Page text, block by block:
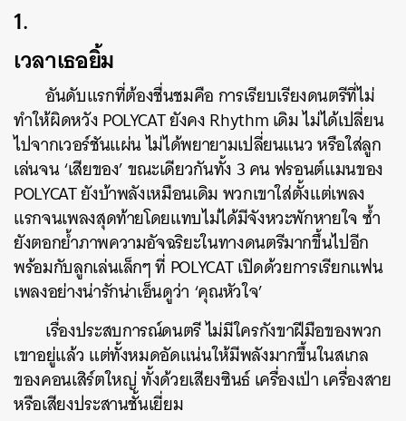
1.
เวลาเธอยิ้ม
อันดับแรกที่ต้องชื่นชมคือ การเรียบเรียงดนตรีที่ไม่
ทำให้ผิดหวัง POLYCAT ยังคง Rhythm เดิม ไม่ได้เปลี่ยน
ไปจากเวอร์ชันแผ่น ไม่ได้พยายามเปลี่ยนแนว หรือใส่ลูก
เล่นจน ‘เสียของ’ ขณะเดียวกันทั้ง 3 คน ฟรอนต์แมนของ
POLYCAT ยังบ้าพลังเหมือนเดิม พวกเขาใส่ตั้งแต่เพลง
แรกจนเพลงสุดท้ายโดยแทบไม่ได้มีจังหวะพักหายใจ ซ้ำ
ยังตอกย้ำภาพความอัจฉริยะในทางดนตรีมากขึ้นไปอีก
พร้อมกับลูกเล่นเล็กๆ ที่ POLYCAT เปิดด้วยการเรียกแฟน
เพลงอย่างน่ารักน่าเอ็นดูว่า ‘คุณหัวใจ’
เรื่องประสบการณ์ดนตรี ไม่มีใครกังขาฝีมือของพวก
เขาอยู่แล้ว แต่ทั้งหมดอัดแน่นให้มีพลังมากขึ้นในสเกล
ของคอนเสิร์ตใหญ่ ทั้งด้วยเสียงซินธ์ เครื่องเป่า เครื่องสาย
หรือเสียงประสานชั้นเยี่ยม